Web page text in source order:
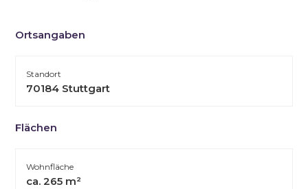
Ortsangaben
Standort
70184 Stuttgart
Flächen
Wohnfläche
ca. 265 m²